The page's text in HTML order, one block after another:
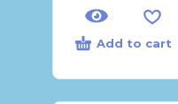
Add to cart